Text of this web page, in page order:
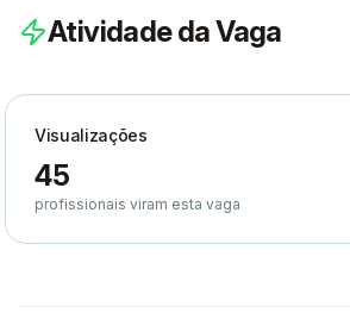
Atividade da Vaga
Visualizações
45
profissionais viram esta vaga